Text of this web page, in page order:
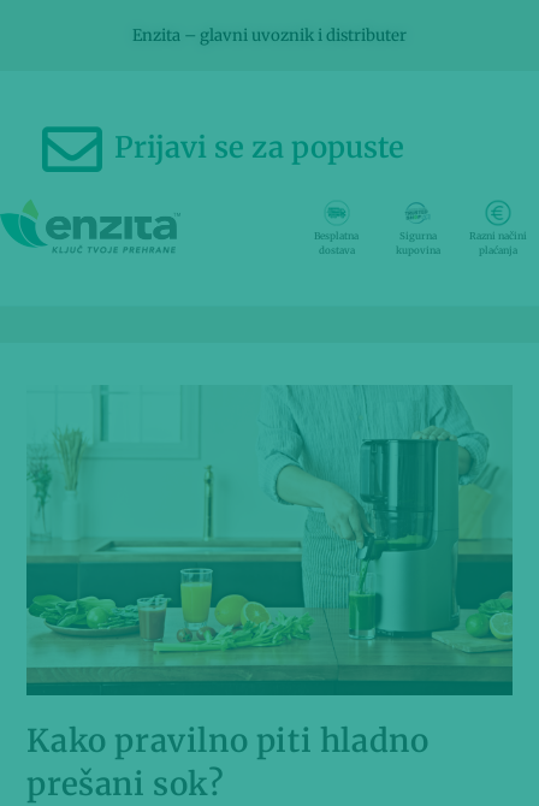
Enzita – glavni uvoznik i distributer
Prijavi se za popuste
Besplatna
dostava
Sigurna
kupovina
Razni načini
plaćanja
Kako pravilno piti hladno
prešani sok?